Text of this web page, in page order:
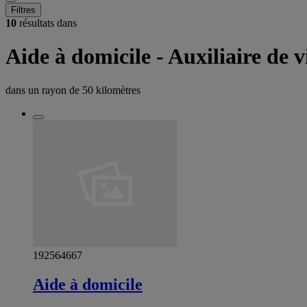
Filtres
10 résultats dans
Aide à domicile - Auxiliaire de
dans un rayon de 50 kilomètres
192564667
Aide à domicile